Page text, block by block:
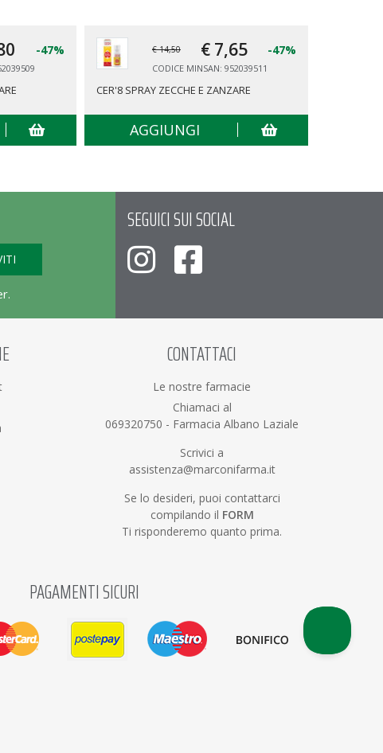
-47% € 14,50 € 7,65 -47%
CODICE MINSAN: 952039511
CER'8 SPRAY ZECCHE E ZANZARE
AGGIUNGI
SEGUICI SUI SOCIAL
CONTATTACI
Le nostre farmacie
Chiamaci al
069320750 - Farmacia Albano Laziale
Scrivici a
assistenza@marconifarma.it
Se lo desideri, puoi contattarci
compilando il FORM
Ti risponderemo quanto prima.
PAGAMENTI SICURI